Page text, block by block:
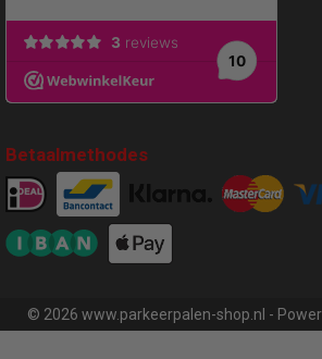
Betaalmethodes
© 2026 www.parkeerpalen-shop.nl -